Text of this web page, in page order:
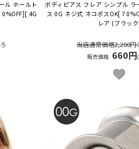
ル ホールト
0%OFF][ 4G
ボディピアス フレア シンプル ラ
ス 0G ネジ式 ネコポスOK[７
レア (ブラッ
当店通常価格2,200円
販売価格 660円